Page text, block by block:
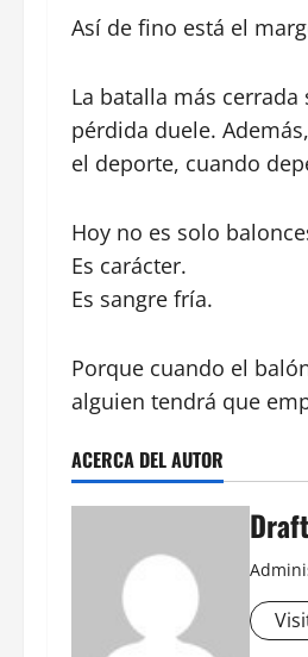
Así de fino está el
La batalla más cerrada
pérdida duele.
el deporte, cuando
Hoy no es solo
Es carácter.
Es sangre fría.
Porque cuando el
alguien tendrá que
ACERCA DEL AUTOR